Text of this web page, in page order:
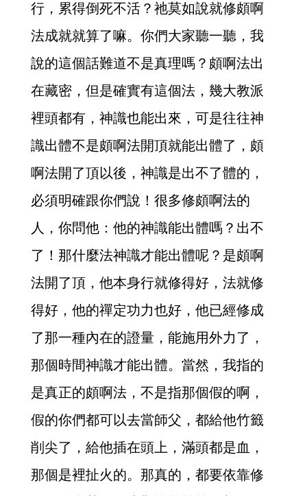
行，累得倒死不活？祂莫如說就修頗啊
法成就就算了嘛。你們大家聽一聽，我
說的這個話難道不是真理嗎？頗啊法出
在藏密，但是確實有這個法，幾大教派
裡頭都有，神識也能出來，可是往往神
識出體不是頗啊法開頂就能出體了，頗
啊法開了頂以後，神識是出不了體的，
必須明確跟你們說！很多修頗啊法的
人，你問他：他的神識能出體嗎？出不
了！那什麼法神識才能出體呢？是頗啊
法開了頂，他本身行就修得好，法就修
得好，他的禪定功力也好，他已經修成
了那一種內在的證量，能施用外力了，
那個時間神識才能出體。當然，我指的
是真正的頗啊法，不是指那個假的啊，
假的你們都可以去當師父，都給他竹籤
削尖了，給他插在頭上，滿頭都是血，
那個是裡扯火的。那真的，都要依靠修